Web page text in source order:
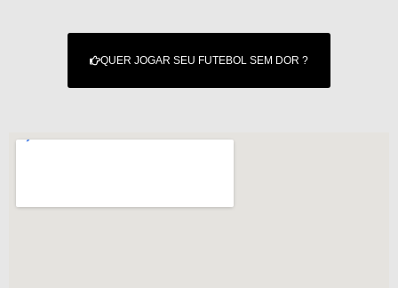
QUER JOGAR SEU FUTEBOL SEM DOR ?